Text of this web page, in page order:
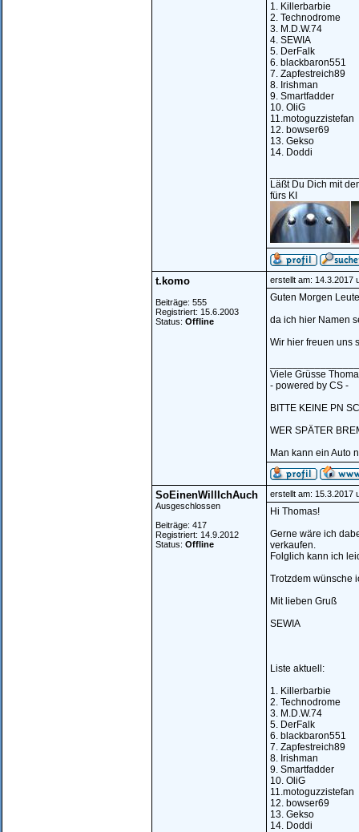
1. Killerbarbie
2. Technodrome
3. M.D.W.74
4. SEWIA
5. DerFalk
6. blackbaron551
7. Zapfestreich89
8. Irishman
9. Smartfadder
10. OliG
11.motoguzzistefan
12. bowser69
13. Gekso
14. Doddi
Läßt Du Dich mit
fürs KI
t.komo
Beiträge: 555
Registriert: 15.6.2003
Status: Offline
erstellt am: 14.3.2017
Guten Morgen
da ich hier Namen
Wir hier freuen uns
Viele Grüsse
- powered by CS -
BITTE KEINE PN
WER SPÄTER
Man kann ein Auto
SoEinenWillIchAuch
Ausgeschlossen
Beiträge: 417
Registriert: 14.9.2012
Status: Offline
erstellt am: 15.3.2017
Hi Thomas!
Gerne wäre ich
verkaufen.
Folglich kann ich
Trotzdem wünsche
Mit lieben Gruß
SEWIA
Liste aktuell:
1. Killerbarbie
2. Technodrome
3. M.D.W.74
5. DerFalk
6. blackbaron551
7. Zapfestreich89
8. Irishman
9. Smartfadder
10. OliG
11.motoguzzistefan
12. bowser69
13. Gekso
14. Doddi